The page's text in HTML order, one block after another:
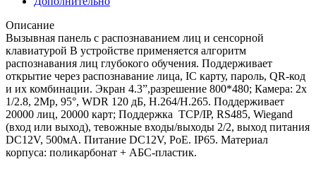
Описание
Вызывная панель c распознаванием лиц и сенсорной
клавиатурой В устройстве применяется алгоритм
распознавания лиц глубокого обучения. Поддерживает
открытие через распознавание лица, IC карту, пароль, QR-код
и их комбинации. Экран 4.3”,разрешение 800*480; Камера: 2х
1/2.8, 2Mp, 95°, WDR 120 дБ, H.264/H.265. Поддерживает
20000 лиц, 20000 карт; Поддержка TCP/IP, RS485, Wiegand
(вход или выход), тевожные входы/выходы 2/2, выход питания
DC12V, 500мА. Питание DC12V, PoE. IP65. Материал
корпуса: поликарбонат + АБС-пластик.